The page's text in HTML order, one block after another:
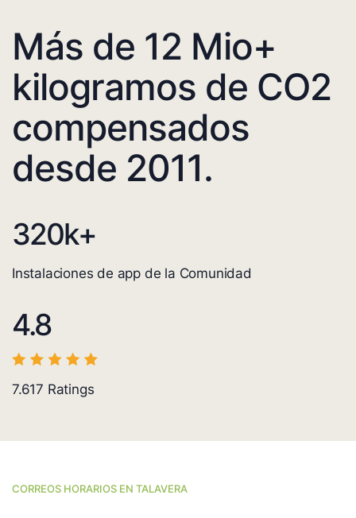
Más de 12 Mio+
kilogramos de CO2
compensados
desde 2011.
320k+
Instalaciones de app de la Comunidad
4.8
7.617 Ratings
CORREOS HORARIOS EN TALAVERA